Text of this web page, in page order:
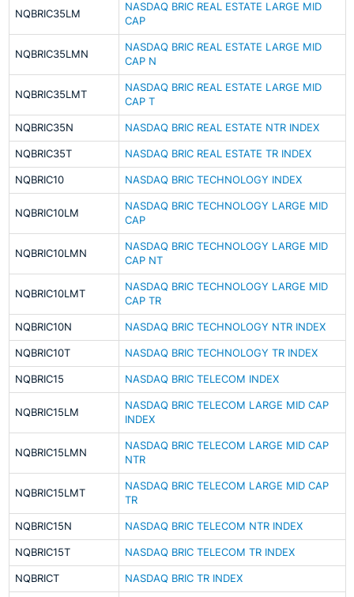
NQBRIC35LM
NASDAQ BRIC REAL ESTATE LARGE MID
CAP
NQBRIC35LMN
NASDAQ BRIC REAL ESTATE LARGE MID
CAP N
NQBRIC35LMT
NASDAQ BRIC REAL ESTATE LARGE MID
CAP T
NQBRIC35N NASDAQ BRIC REAL ESTATE NTR INDEX
NQBRIC35T NASDAQ BRIC REAL ESTATE TR INDEX
NQBRIC10 NASDAQ BRIC TECHNOLOGY INDEX
NQBRIC10LM
NASDAQ BRIC TECHNOLOGY LARGE MID
CAP
NQBRIC10LMN
NASDAQ BRIC TECHNOLOGY LARGE MID
CAP NT
NQBRIC10LMT
NASDAQ BRIC TECHNOLOGY LARGE MID
CAP TR
NQBRIC10N NASDAQ BRIC TECHNOLOGY NTR INDEX
NQBRIC10T NASDAQ BRIC TECHNOLOGY TR INDEX
NQBRIC15 NASDAQ BRIC TELECOM INDEX
NQBRIC15LM
NASDAQ BRIC TELECOM LARGE MID CAP
INDEX
NQBRIC15LMN
NASDAQ BRIC TELECOM LARGE MID CAP
NTR
NQBRIC15LMT
NASDAQ BRIC TELECOM LARGE MID CAP
TR
NQBRIC15N NASDAQ BRIC TELECOM NTR INDEX
NQBRIC15T NASDAQ BRIC TELECOM TR INDEX
NQBRICT NASDAQ BRIC TR INDEX